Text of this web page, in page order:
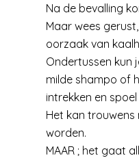
Na de bevalling
Maar wees
oorzaak van
Ondertussen kun
milde shampo of
intrekken en
Het kan
worden.
MAAR ; het gaat